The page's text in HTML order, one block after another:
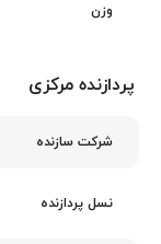
وزن
پردازنده مرکزی
شرکت سازنده
نسل پردازنده